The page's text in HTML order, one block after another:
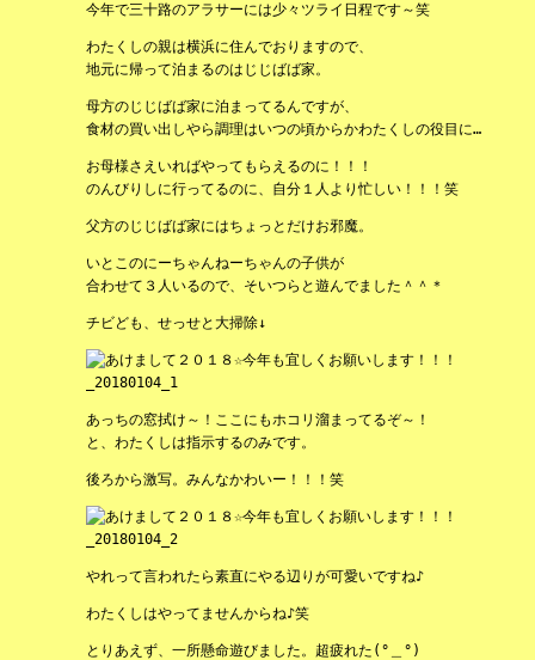
今年で三十路のアラサーには少々ツライ日程です～笑
わたくしの親は横浜に住んでおりますので、
地元に帰って泊まるのはじじばば家。
母方のじじばば家に泊まってるんですが、
食材の買い出しやら調理はいつの頃からかわたくしの役目に…
お母様さえいればやってもらえるのに！！！
のんびりしに行ってるのに、自分１人より忙しい！！！笑
父方のじじばば家にはちょっとだけお邪魔。
いとこのにーちゃんねーちゃんの子供が
合わせて３人いるので、そいつらと遊んでました＾＾＊
チビども、せっせと大掃除↓
あっちの窓拭け～！ここにもホコリ溜まってるぞ～！
と、わたくしは指示するのみです。
後ろから激写。みんなかわいー！！！笑
やれって言われたら素直にやる辺りが可愛いですね♪
わたくしはやってませんからね♪笑
とりあえず、一所懸命遊びました。超疲れた(°＿°)